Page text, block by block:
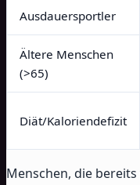
Ausdauersportler
Ältere Menschen
(>65)
Diät/Kaloriendefizit
Menschen, die